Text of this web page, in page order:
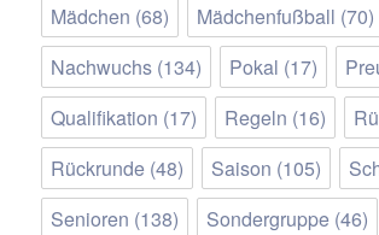
Mädchen (68) Mädchenfußball (70)
Nachwuchs (134) Pokal (17)
Qualifikation (17) Regeln (16)
Rückrunde (48) Saison (105)
Senioren (138) Sondergruppe (46)